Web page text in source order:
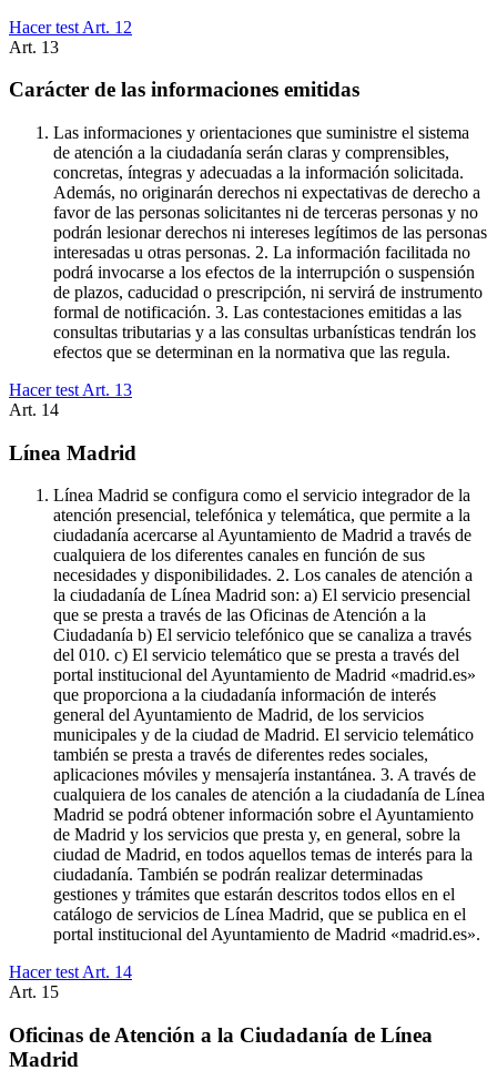
Hacer test Art. 12
Art. 13
Carácter de las informaciones emitidas
Las informaciones y orientaciones que suministre el sistema
de atención a la ciudadanía serán claras y comprensibles,
concretas, íntegras y adecuadas a la información solicitada.
Además, no originarán derechos ni expectativas de derecho a
favor de las personas solicitantes ni de terceras personas y no
podrán lesionar derechos ni intereses legítimos de las personas
interesadas u otras personas. 2. La información facilitada no
podrá invocarse a los efectos de la interrupción o suspensión
de plazos, caducidad o prescripción, ni servirá de instrumento
formal de notificación. 3. Las contestaciones emitidas a las
consultas tributarias y a las consultas urbanísticas tendrán los
efectos que se determinan en la normativa que las regula.
Hacer test Art. 13
Art. 14
Línea Madrid
Línea Madrid se configura como el servicio integrador de la
atención presencial, telefónica y telemática, que permite a la
ciudadanía acercarse al Ayuntamiento de Madrid a través de
cualquiera de los diferentes canales en función de sus
necesidades y disponibilidades. 2. Los canales de atención a
la ciudadanía de Línea Madrid son: a) El servicio presencial
que se presta a través de las Oficinas de Atención a la
Ciudadanía b) El servicio telefónico que se canaliza a través
del 010. c) El servicio telemático que se presta a través del
portal institucional del Ayuntamiento de Madrid «madrid.es»
que proporciona a la ciudadanía información de interés
general del Ayuntamiento de Madrid, de los servicios
municipales y de la ciudad de Madrid. El servicio telemático
también se presta a través de diferentes redes sociales,
aplicaciones móviles y mensajería instantánea. 3. A través de
cualquiera de los canales de atención a la ciudadanía de Línea
Madrid se podrá obtener información sobre el Ayuntamiento
de Madrid y los servicios que presta y, en general, sobre la
ciudad de Madrid, en todos aquellos temas de interés para la
ciudadanía. También se podrán realizar determinadas
gestiones y trámites que estarán descritos todos ellos en el
catálogo de servicios de Línea Madrid, que se publica en el
portal institucional del Ayuntamiento de Madrid «madrid.es».
Hacer test Art. 14
Art. 15
Oficinas de Atención a la Ciudadanía de Línea
Madrid